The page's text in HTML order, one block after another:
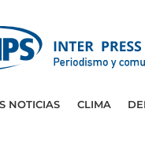
NOTICIAS CLIMA